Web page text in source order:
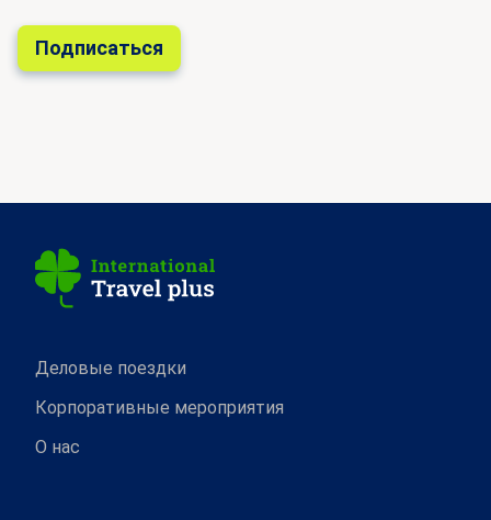
Деловые поездки
Корпоративные мероприятия
О нас